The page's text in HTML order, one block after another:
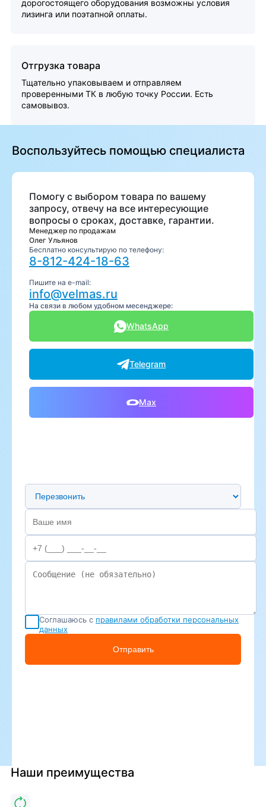
дорогостоящего оборудования возможны условия
лизинга или поэтапной оплаты.
Отгрузка товара
Тщательно упаковываем и отправляем
проверенными ТК в любую точку России. Есть
самовывоз.
Воспользуйтесь помощью специалиста
Помогу с выбором товара по вашему
запросу, отвечу на все интересующие
вопросы о сроках, доставке, гарантии.
Менеджер по продажам
Олег Ульянов
Бесплатно консультирую по телефону:
8-812-424-18-63
Пишите на e-mail:
info@velmas.ru
На связи в любом удобном месенджере:
WhatsApp
Telegram
Max
Предпочтительный способ связи
Соглашаюсь с правилами обработки персональных
данных
Отправить
Наши преимущества